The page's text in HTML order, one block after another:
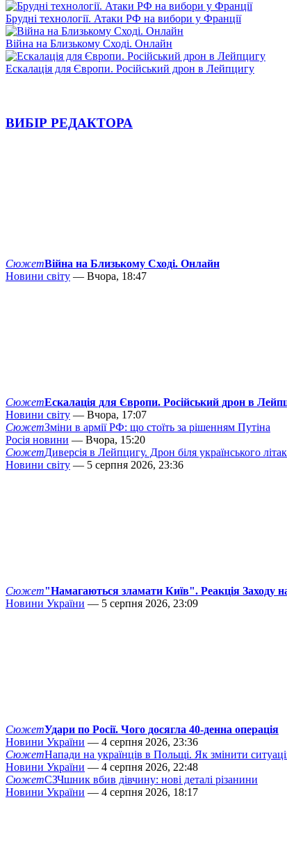
Брудні технології. Атаки РФ на вибори у Франції
Війна на Близькому Сході. Онлайн
Ескалація для Європи. Російський дрон в Лейпцигу
ВИБІР РЕДАКТОРА
СюжетВійна на Близькому Сході. Онлайн
Новини світу — Вчора, 18:47
СюжетЕскалація для Європи. Російський дрон в
Новини світу — Вчора, 17:07
СюжетЗміни в армії РФ: що стоїть за рішенням Путіна
Росія новини — Вчора, 15:20
СюжетДиверсія в Лейпцигу. Дрон біля українського
Новини світу — 5 серпня 2026, 23:36
Сюжет"Намагаються зламати Київ". Реакція Заходу
Новини України — 5 серпня 2026, 23:09
СюжетУдари по Росії. Чого досягла 40-денна операція
Новини України — 4 серпня 2026, 23:36
СюжетНапади на українців в Польщі. Як змінити
Новини України — 4 серпня 2026, 22:48
СюжетСЗЧшник вбив дівчину: нові деталі різанини
Новини України — 4 серпня 2026, 18:17